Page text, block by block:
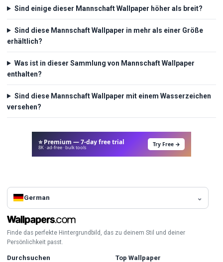
Sind einige dieser Mannschaft Wallpaper höher als breit?
Sind diese Mannschaft Wallpaper in mehr als einer Größe
erhältlich?
Was ist in dieser Sammlung von Mannschaft Wallpaper
enthalten?
Sind diese Mannschaft Wallpaper mit einem Wasserzeichen
versehen?
⭐ Premium — 7-day free trial
8K · ad-free · bulk tools Try Free →
German
Finde das perfekte Hintergrundbild, das zu deinem Stil und deiner
Persönlichkeit passt.
Durchsuchen
Top Wallpaper